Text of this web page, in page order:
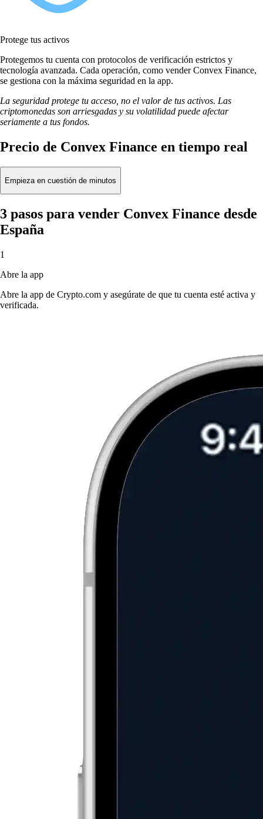
Protege tus activos
Protegemos tu cuenta con protocolos de verificación estrictos y
tecnología avanzada. Cada operación, como vender Convex Finance,
se gestiona con la máxima seguridad en la app.
La seguridad protege tu acceso, no el valor de tus activos. Las
criptomonedas son arriesgadas y su volatilidad puede afectar
seriamente a tus fondos.
Precio de Convex Finance en tiempo real
Empieza en cuestión de minutos
3 pasos para vender Convex Finance desde
España
1
Abre la app
Abre la app de Crypto.com y asegúrate de que tu cuenta esté activa y
verificada.